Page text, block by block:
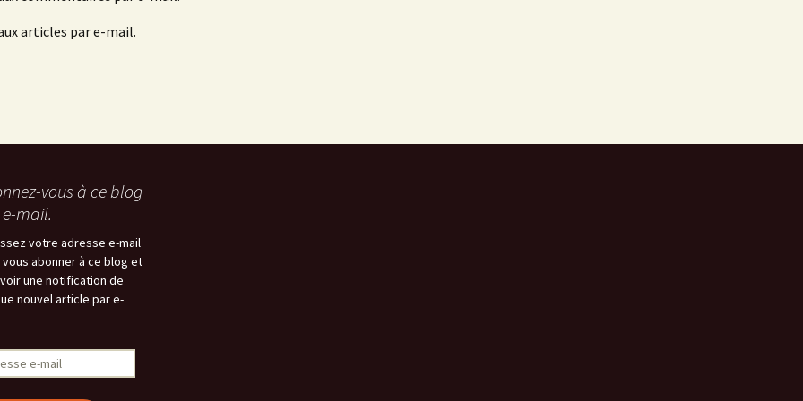
articles par e-mail.
vous à ce blog
mail.
votre adresse e-mail
abonner à ce blog et
une notification de
nouvel article par e-